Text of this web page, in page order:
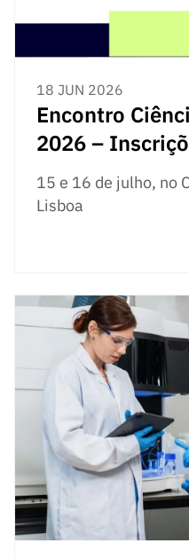
18 JUN 2026
Encontro
2026 –
15 e 16 de julho, no
Lisboa